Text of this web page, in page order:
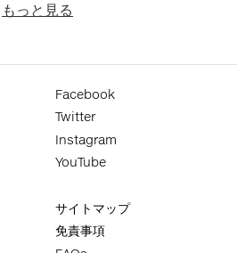
もっと見る
Facebook
Twitter
Instagram
YouTube
サイトマップ
免責事項